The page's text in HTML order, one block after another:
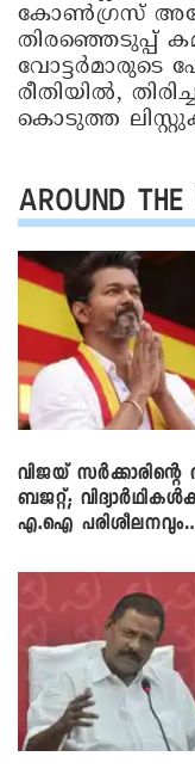
കോൺഗ്രസ്
തിരഞ്ഞെടുപ്പ്
വോട്ടർമാരുടെ
രീതിയിൽ,
കൊടുത്ത
AROUND THE
വിജയ്
ബജറ്റ്;
എ.ഐ പരിശീലനവും